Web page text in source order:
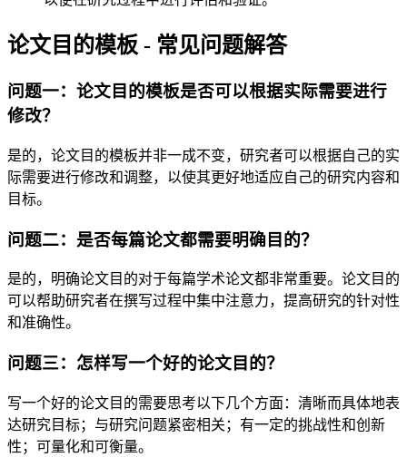
论文目的模板 - 常见问题解答
问题一：论文目的模板是否可以根据实际需要进行
修改？
是的，论文目的模板并非一成不变，研究者可以根据自己的实
际需要进行修改和调整，以使其更好地适应自己的研究内容和
目标。
问题二：是否每篇论文都需要明确目的？
是的，明确论文目的对于每篇学术论文都非常重要。论文目的
可以帮助研究者在撰写过程中集中注意力，提高研究的针对性
和准确性。
问题三：怎样写一个好的论文目的？
写一个好的论文目的需要思考以下几个方面：清晰而具体地表
达研究目标；与研究问题紧密相关；有一定的挑战性和创新
性；可量化和可衡量。